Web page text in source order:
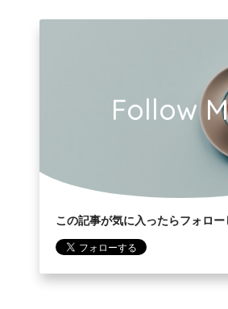
Follow
この記事が気に入ったらフォロー